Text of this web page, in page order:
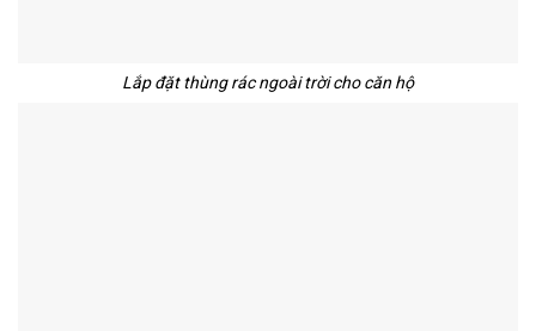
Lắp đặt thùng rác ngoài trời cho căn hộ